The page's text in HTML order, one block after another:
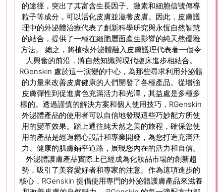
的途徑，突出了其富含生長因子、激素和細胞信號傳導
粒子等成分，可以活化皮膚並滋養皮膚。因此，皮膚護
理中的外泌體治療代表了創新科學研究與永恆自然智慧
的結合，提供了一種在細胞層面產生影響的純天然優雅
方法。 總之，將植物外泌體融入皮膚護理代表著一個令
人興奮的前沿，將自然知識與現代臨床進步相結合。
RGenskin 處於這一演變的中心，為那些尋求利用外泌體
的力量來改善皮膚健康的人們開發了各種產品。從增強
皮膚彈性到促進膚色充滿活力和光澤，其益處是多種多
樣的。透過謹慎的解決方案和個人使用技巧，RGenskin
外泌體產品的使用者可以自信地發現這些巧妙配方所使
用的變革效果。踏上通往純天然之美的旅程，確保您使
用的產品是經過精心設計和專業開發，為您打造充滿活
力、健康的肌膚鋪平道路，展現您內在的活力和自信。
外泌體護膚產品實際上已經成為化妝品市場的創新趨
勢，吸引了美容愛好者和專家的注意。作為這項進步的
核心，RGenskin 提倡使用專門的外泌體護膚產品來滋養